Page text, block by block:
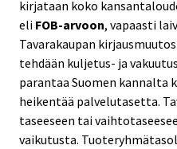
kirjataan koko
eli FOB-arvoon, vapaasti
Tavarakaupan
tehdään kuljetus- ja
parantaa Suomen kannalta
heikentää palvelutasetta.
taseeseen tai
vaikutusta.